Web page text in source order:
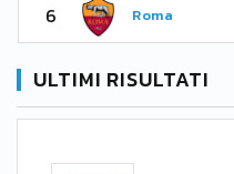
6 Roma
ULTIMI RISULTATI